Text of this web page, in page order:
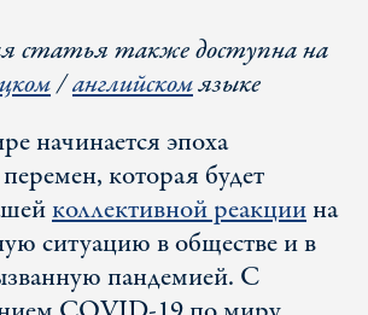
статья также доступна на
/английскомязыке
начинается эпоха
которая будет
коллективной реакциина
ситуацию в обществе и в
пандемией. С